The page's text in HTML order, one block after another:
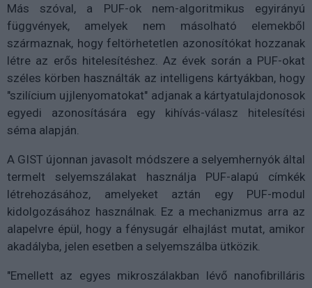
Más szóval, a PUF-ok nem-algoritmikus egyirányú
függvények, amelyek nem másolható elemekből
származnak, hogy feltörhetetlen azonosítókat hozzanak
létre az erős hitelesítéshez. Az évek során a PUF-okat
széles körben használták az intelligens kártyákban, hogy
"szilícium ujjlenyomatokat" adjanak a kártyatulajdonosok
egyedi azonosítására egy kihívás-válasz hitelesítési
séma alapján.
A GIST újonnan javasolt módszere a selyemhernyók által
termelt selyemszálakat használja PUF-alapú címkék
létrehozásához, amelyeket aztán egy PUF-modul
kidolgozásához használnak. Ez a mechanizmus arra az
alapelvre épül, hogy a fénysugár elhajlást mutat, amikor
akadályba, jelen esetben a selyemszálba ütközik.
"Emellett az egyes mikroszálakban lévő nanofibrilláris